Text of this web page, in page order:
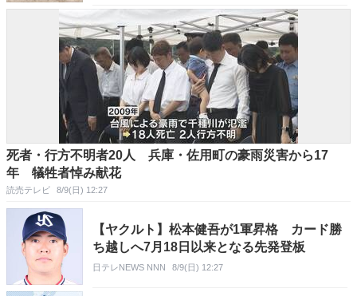
死者・行方不明者20人 兵庫・佐用町の豪雨災害から17
年 犠牲者悼み献花
読売テレビ 8/9(日) 12:27
【ヤクルト】松本健吾が1軍昇格 カード勝
ち越しへ7月18日以来となる先発登板
日テレNEWS NNN 8/9(日) 12:27